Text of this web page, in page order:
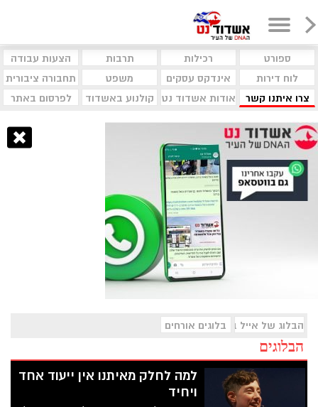
ספורט רכילות תרבות
הצעות עבודה
לוח דירות
אינדקס עסקים משפט
תחבורה ציבורית
צרו איתנו קשר
אודות אשדוד נט קולנוע באשדוד לפרסום באתר
הבלוג של אייל בן שמחוןבלוגים אורחים
הבלוגים
למה לחלק מאיתנו אין ייעוד אחד
ויחיד